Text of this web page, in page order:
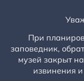
При
заповедник,
музей закрыт
извинения